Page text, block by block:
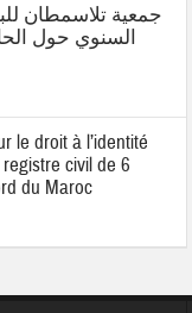
جمعية تلاسمطان
السنوي حول
le droit à l’identité
civil de 6
du Maroc